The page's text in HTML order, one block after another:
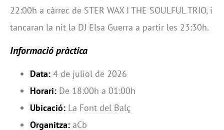
22:00h a càrrec de STER WAX I THE SOULFUL TRIO, i
tancaran la nit la DJ Elsa Guerra a partir les 23:30h.
Informació pràctica
Data: 4 de juliol de 2026
Horari: De 18:00h a 01:00h
Ubicació: La Font del Balç
Organitza: aCb